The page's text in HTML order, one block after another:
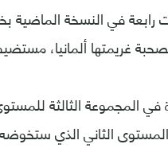
ألمانيا، مستضيفة كأس أوروبا
في المجموعة الثالثة
الثاني الذي